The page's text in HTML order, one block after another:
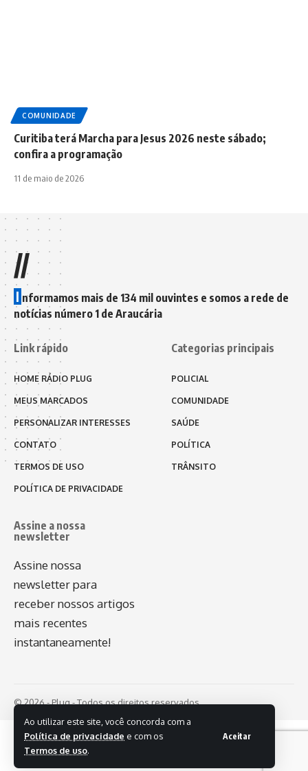
Ao utilizar este site, você concorda com a
Política de privacidade e com os
Termos de uso.
Aceitar
COMUNIDADE
Curitiba terá Marcha para Jesus 2026 neste sábado;
confira a programação
11 de maio de 2026
//
I nformamos mais de 134 mil ouvintes e somos a rede de
notícias número 1 de Araucária
Link rápido
HOME RÁDIO PLUG
MEUS MARCADOS
PERSONALIZAR INTERESSES
CONTATO
TERMOS DE USO
POLÍTICA DE PRIVACIDADE
Categorias principais
POLICIAL
COMUNIDADE
SAÚDE
POLÍTICA
TRÂNSITO
Assine a nossa
newsletter
Assine nossa
newsletter para
receber nossos artigos
mais recentes
instantaneamente!
© 2026 - Plug - Todos os direitos reservados.